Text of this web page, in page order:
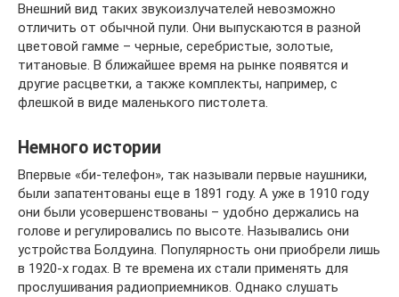
Внешний вид таких звукоизлучателей невозможно
отличить от обычной пули. Они выпускаются в разной
цветовой гамме – черные, серебристые, золотые,
титановые. В ближайшее время на рынке появятся и
другие расцветки, а также комплекты, например, с
флешкой в виде маленького пистолета.
Немного истории
Впервые «би-телефон», так называли первые наушники,
были запатентованы еще в 1891 году. А уже в 1910 году
они были усовершенствованы – удобно держались на
голове и регулировались по высоте. Назывались они
устройства Болдуина. Популярность они приобрели лишь
в 1920-х годах. В те времена их стали применять для
прослушивания радиоприемников. Однако слушать